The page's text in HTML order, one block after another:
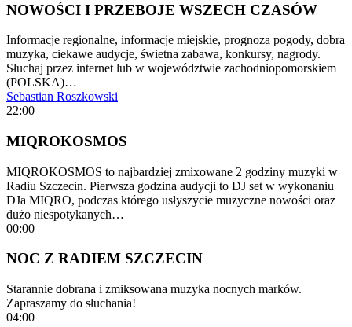
NOWOŚCI I PRZEBOJE WSZECH CZASÓW
Informacje regionalne, informacje miejskie, prognoza pogody, dobra
muzyka, ciekawe audycje, świetna zabawa, konkursy, nagrody.
Słuchaj przez internet lub w województwie zachodniopomorskiem
(POLSKA)…
Sebastian Roszkowski
22:00
MIQROKOSMOS
MIQROKOSMOS to najbardziej zmixowane 2 godziny muzyki w
Radiu Szczecin. Pierwsza godzina audycji to DJ set w wykonaniu
DJa MIQRO, podczas którego usłyszycie muzyczne nowości oraz
dużo niespotykanych…
00:00
NOC Z RADIEM SZCZECIN
Starannie dobrana i zmiksowana muzyka nocnych marków.
Zapraszamy do słuchania!
04:00